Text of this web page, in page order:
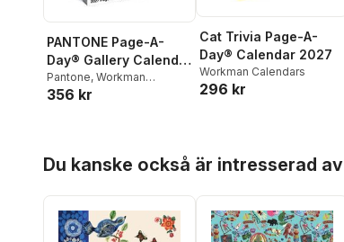
PANTONE Page-A-
Day® Gallery Calendar
2027
Pantone, Workman
Calendars
356 kr
Cat Trivia Page-A-
Day® Calendar 2027
Workman Calendars
296 kr
Du kanske också är intresserad av